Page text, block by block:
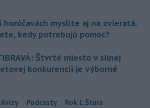
horúčavách myslite aj na zvieratá.
kedy potrebujú pomoc?
Štvrté miesto v silnej
konkurencii je výborné
Kvízy Podcasty Rok Ľ.Štúra